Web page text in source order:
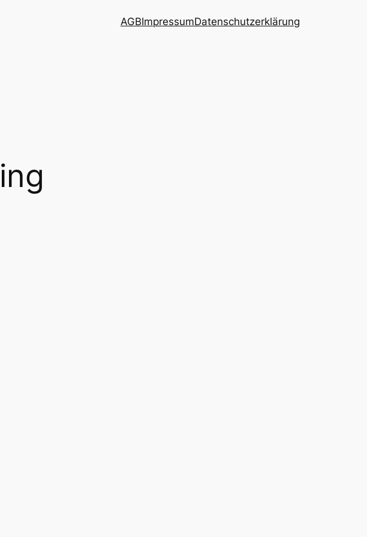
AGBImpressumDatenschutzerklärung